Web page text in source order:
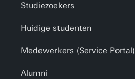
Studiezoekers
Huidige studenten
Medewerkers (Service Portal)
Alumni